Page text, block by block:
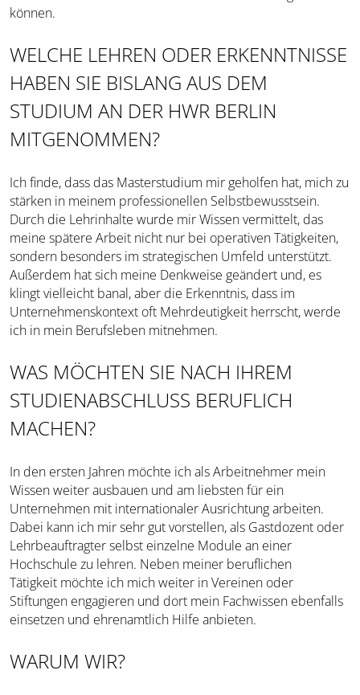
können.
WELCHE LEHREN ODER ERKENNTNISSE
HABEN SIE BISLANG AUS DEM
STUDIUM AN DER HWR BERLIN
MITGENOMMEN?
Ich finde, dass das Masterstudium mir geholfen hat, mich zu
stärken in meinem professionellen Selbstbewusstsein.
Durch die Lehrinhalte wurde mir Wissen vermittelt, das
meine spätere Arbeit nicht nur bei operativen Tätigkeiten,
sondern besonders im strategischen Umfeld unterstützt.
Außerdem hat sich meine Denkweise geändert und, es
klingt vielleicht banal, aber die Erkenntnis, dass im
Unternehmenskontext oft Mehrdeutigkeit herrscht, werde
ich in mein Berufsleben mitnehmen.
WAS MÖCHTEN SIE NACH IHREM
STUDIENABSCHLUSS BERUFLICH
MACHEN?
In den ersten Jahren möchte ich als Arbeitnehmer mein
Wissen weiter ausbauen und am liebsten für ein
Unternehmen mit internationaler Ausrichtung arbeiten.
Dabei kann ich mir sehr gut vorstellen, als Gastdozent oder
Lehrbeauftragter selbst einzelne Module an einer
Hochschule zu lehren. Neben meiner beruflichen
Tätigkeit möchte ich mich weiter in Vereinen oder
Stiftungen engagieren und dort mein Fachwissen ebenfalls
einsetzen und ehrenamtlich Hilfe anbieten.
WARUM WIR?